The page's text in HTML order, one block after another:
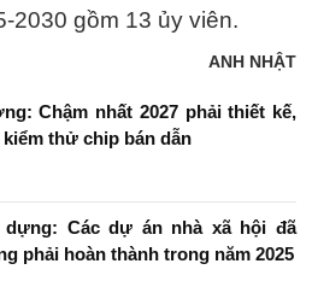
2030 gồm 13 ủy viên.
ANH NHẬT
Chậm nhất 2027 phải thiết kế,
kiểm thử chip bán dẫn
dựng: Các dự án nhà xã hội đã
phải hoàn thành trong năm 2025